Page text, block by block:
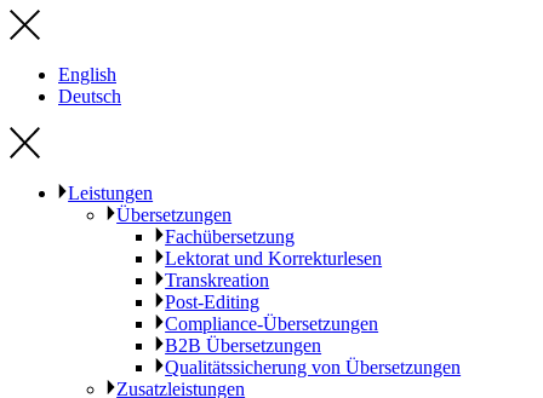
English
Deutsch
Leistungen
Übersetzungen
Fachübersetzung
Lektorat und Korrekturlesen
Transkreation
Post-Editing
Compliance-Übersetzungen
B2B Übersetzungen
Qualitätssicherung von Übersetzungen
Zusatzleistungen